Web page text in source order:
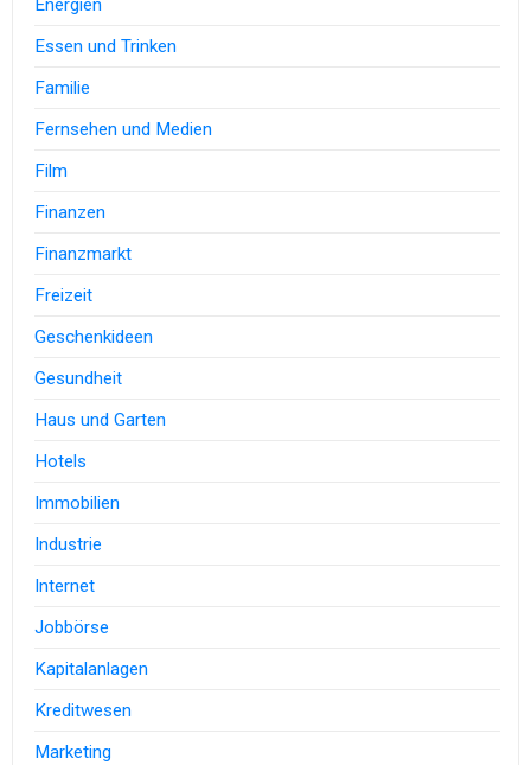
Energien
Essen und Trinken
Familie
Fernsehen und Medien
Film
Finanzen
Finanzmarkt
Freizeit
Geschenkideen
Gesundheit
Haus und Garten
Hotels
Immobilien
Industrie
Internet
Jobbörse
Kapitalanlagen
Kreditwesen
Marketing